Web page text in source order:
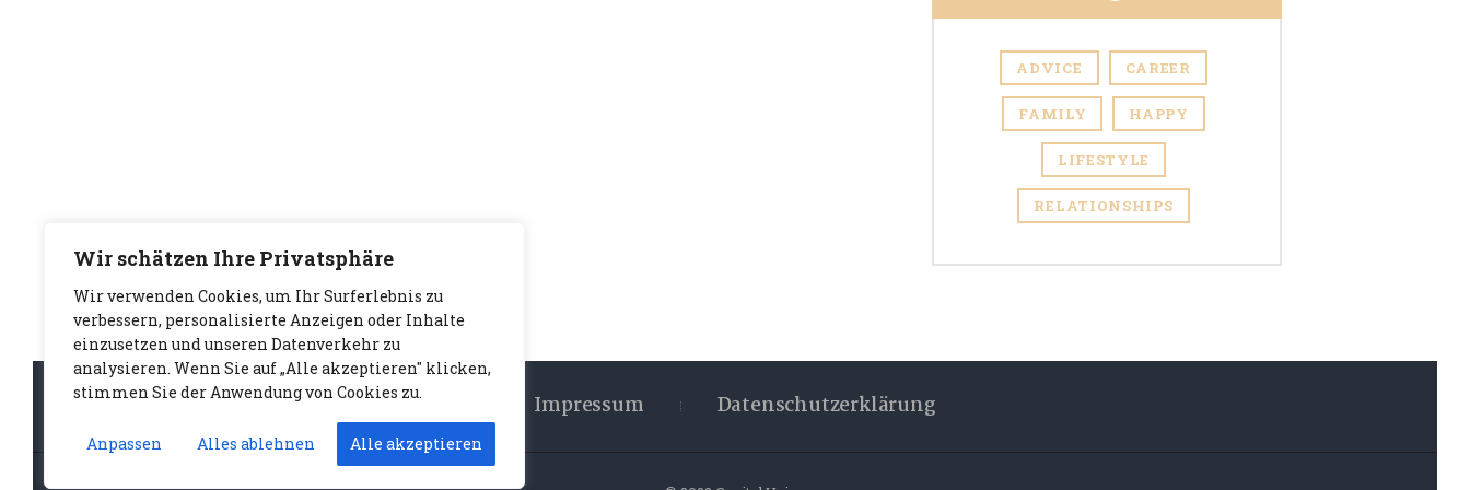
Wir schätzen Ihre Privatsphäre
Wir verwenden Cookies, um Ihr Surferlebnis zu
verbessern, personalisierte Anzeigen oder Inhalte
einzusetzen und unseren Datenverkehr zu
analysieren. Wenn Sie auf „Alle akzeptieren" klicken,
stimmen Sie der Anwendung von Cookies zu.
Anpassen Alles ablehnen Alle akzeptieren
ADVICE CAREER
FAMILY HAPPY
LIFESTYLE
RELATIONSHIPS
Impressum Datenschutzerklärung